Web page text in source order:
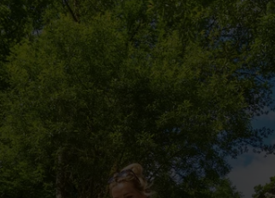
Ferienparks Glamping Neufchâteau